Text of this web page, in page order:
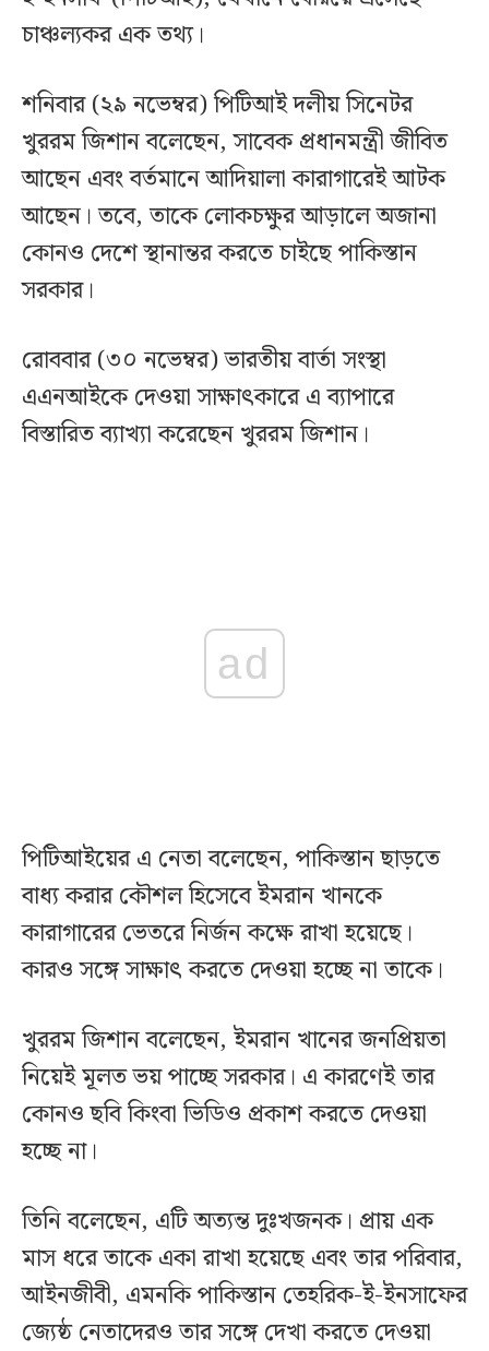
চাঞ্চল্যকর এক তথ্য।
শনিবার (২৯ নভেম্বর) পিটিআই দলীয় সিনেটর
খুররম জিশান বলেছেন, সাবেক প্রধানমন্ত্রী জীবিত
আছেন এবং বর্তমানে আদিয়ালা কারাগারেই আটক
আছেন। তবে, তাকে লোকচক্ষুর আড়ালে অজানা
কোনও দেশে স্থানান্তর করতে চাইছে পাকিস্তান
সরকার।
রোববার (৩০ নভেম্বর) ভারতীয় বার্তা সংস্থা
এএনআইকে দেওয়া সাক্ষাৎকারে এ ব্যাপারে
বিস্তারিত ব্যাখ্যা করেছেন খুররম জিশান।
ad
পিটিআইয়ের এ নেতা বলেছেন, পাকিস্তান ছাড়তে
বাধ্য করার কৌশল হিসেবে ইমরান খানকে
কারাগারের ভেতরে নির্জন কক্ষে রাখা হয়েছে।
কারও সঙ্গে সাক্ষাৎ করতে দেওয়া হচ্ছে না তাকে।
খুররম জিশান বলেছেন, ইমরান খানের জনপ্রিয়তা
নিয়েই মূলত ভয় পাচ্ছে সরকার। এ কারণেই তার
কোনও ছবি কিংবা ভিডিও প্রকাশ করতে দেওয়া
হচ্ছে না।
তিনি বলেছেন, এটি অত্যন্ত দুঃখজনক। প্রায় এক
মাস ধরে তাকে একা রাখা হয়েছে এবং তার পরিবার,
আইনজীবী, এমনকি পাকিস্তান তেহরিক-ই-ইনসাফের
জ্যেষ্ঠ নেতাদেরও তার সঙ্গে দেখা করতে দেওয়া